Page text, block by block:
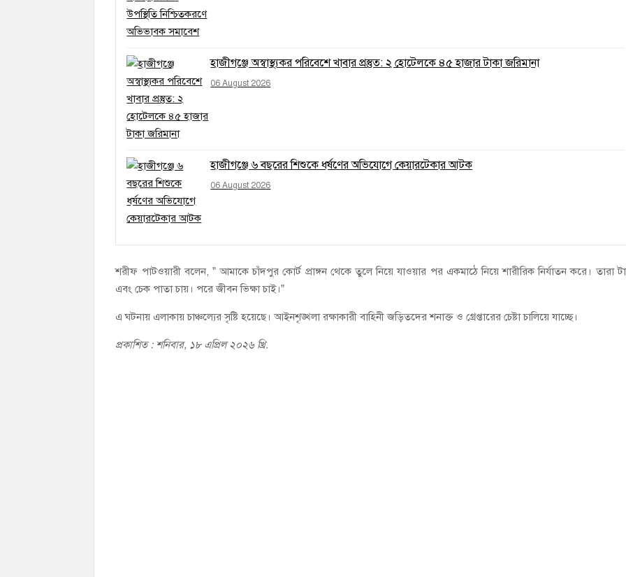
হাজীগঞ্জে অস্বাস্থ্যকর পরিবেশে খাবার প্রস্তুত: ২ হোটেলকে ৪৫ হাজার টাকা জরিমানা
06 August 2026
হাজীগঞ্জে ৬ বছরের শিশুকে ধর্ষণের অভিযোগে কেয়ারটেকার আটক
06 August 2026
শরীফ পাটওয়ারী বলেন, ” আমাকে চাঁদপুর কোর্ট প্রাঙ্গন থেকে তুলে নিয়ে যাওয়ার পর একমাঠে নিয়ে শারীরিক নির্যাতন করে। তারা
এবং চেক পাতা চায়। পরে জীবন ভিক্ষা চাই।”
এ ঘটনায় এলাকায় চাঞ্চল্যের সৃষ্টি হয়েছে। আইনশৃঙ্খলা রক্ষাকারী বাহিনী জড়িতদের শনাক্ত ও গ্রেপ্তারের চেষ্টা চালিয়ে যাচ্ছে।
প্রকাশিত : শনিবার, ১৮ এপ্রিল ২০২৬ খ্রি.